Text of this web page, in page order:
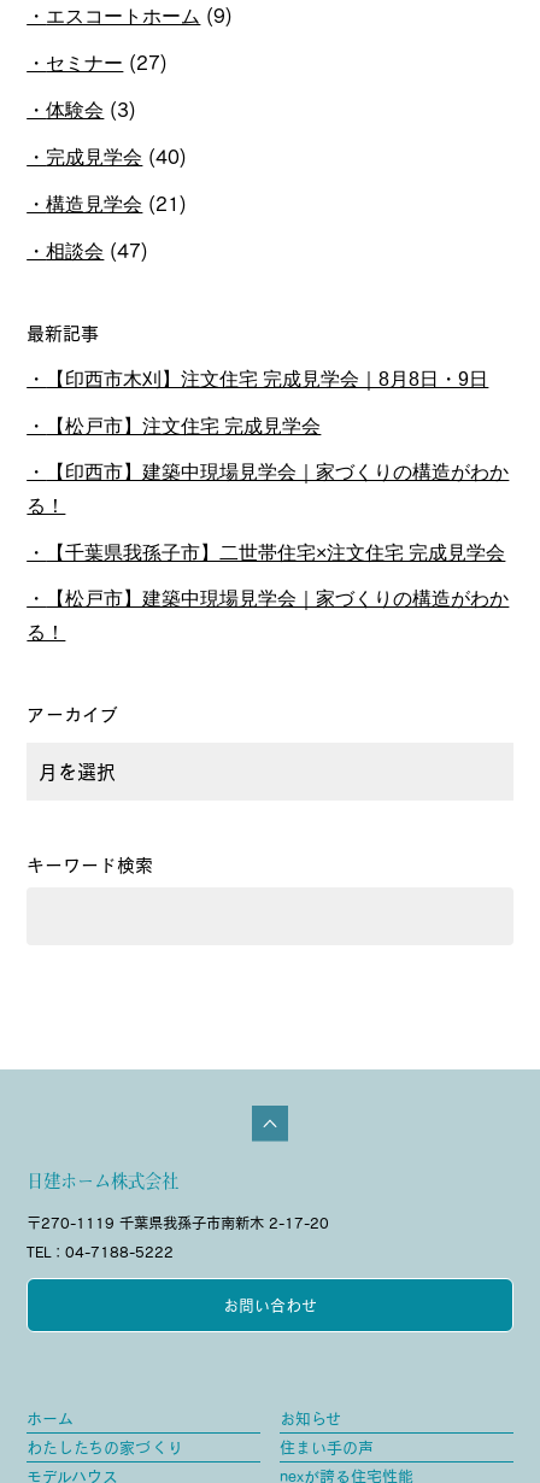
エスコートホーム (9)
セミナー (27)
体験会 (3)
完成見学会 (40)
構造見学会 (21)
相談会 (47)
最新記事
【印西市木刈】注文住宅 完成見学会｜8月8日・9日
【松戸市】注文住宅 完成見学会
【印西市】建築中現場見学会｜家づくりの構造がわか
る！
【千葉県我孫子市】二世帯住宅×注文住宅 完成見学会
【松戸市】建築中現場見学会｜家づくりの構造がわか
る！
アーカイブ
キーワード検索
日建ホーム株式会社
〒270-1119 千葉県我孫子市南新木 2-17-20
TEL：04-7188-5222
お問い合わせ
ホーム
わたしたちの家づくり
モデルハウス
お知らせ
住まい手の声
nexが誇る住宅性能